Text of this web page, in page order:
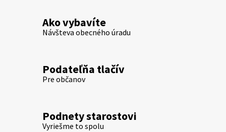
Ako vybavíte
Návšteva obecného úradu
Podateľňa tlačív
Pre občanov
Podnety starostovi
Vyriešme to spolu